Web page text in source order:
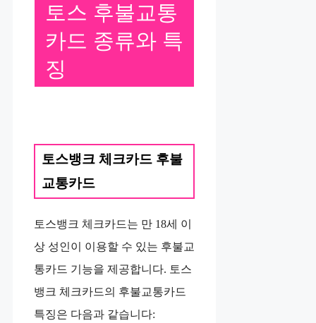
토스 후불교통
카드 종류와 특
징
토스뱅크 체크카드 후불
교통카드
토스뱅크 체크카드는 만 18세 이
상 성인이 이용할 수 있는 후불교
통카드 기능을 제공합니다. 토스
뱅크 체크카드의 후불교통카드
특징은 다음과 같습니다: